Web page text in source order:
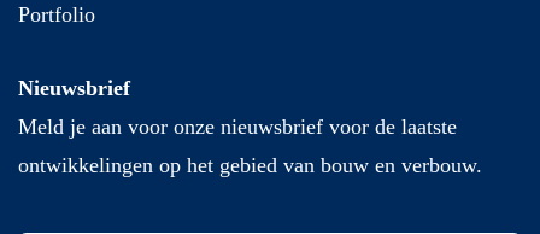
Portfolio
Nieuwsbrief
Meld je aan voor onze nieuwsbrief voor de laatste
ontwikkelingen op het gebied van bouw en verbouw.